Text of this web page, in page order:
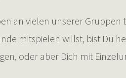
an vielen unserer Gruppen
mitspielen willst, bist Du
oder aber Dich mit